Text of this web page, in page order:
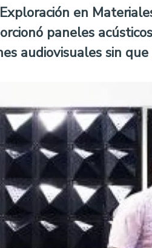
en
paneles
audiovisuales sin